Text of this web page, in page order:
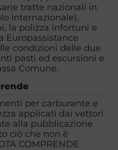
tratte nazionali in
internazionale),
la polizza infortuni e
Europassistance
condizioni delle due
pasti ed escursioni e
Comune.
per carburante e
applicati dai vettori
alla pubblicazione
ciò che non è
COMPRENDE